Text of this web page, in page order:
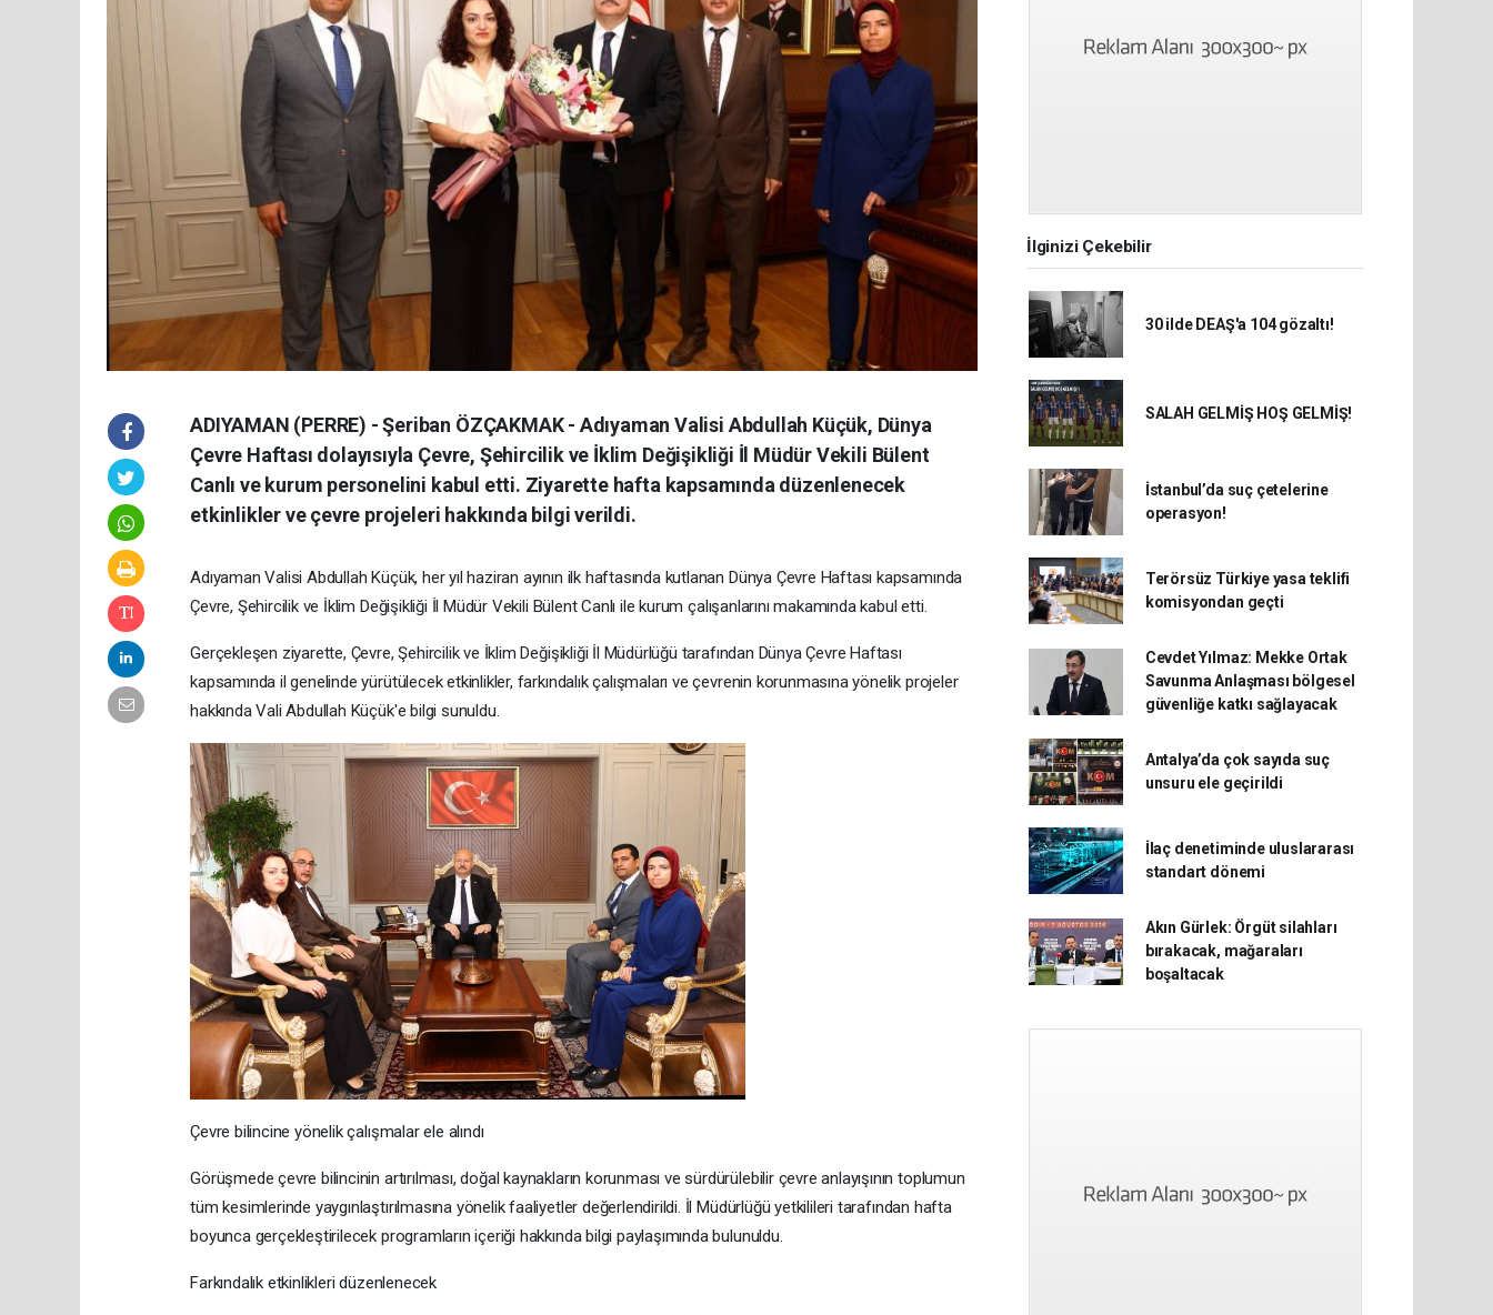
ADIYAMAN (PERRE) - Şeriban ÖZÇAKMAK - Adıyaman Valisi Abdullah Küçük, Dünya
Çevre Haftası dolayısıyla Çevre, Şehircilik ve İklim Değişikliği İl Müdür Vekili Bülent
Canlı ve kurum personelini kabul etti. Ziyarette hafta kapsamında düzenlenecek
etkinlikler ve çevre projeleri hakkında bilgi verildi.
Adıyaman Valisi Abdullah Küçük, her yıl haziran ayının ilk haftasında kutlanan Dünya Çevre Haftası kapsamında
Çevre, Şehircilik ve İklim Değişikliği İl Müdür Vekili Bülent Canlı ile kurum çalışanlarını makamında kabul etti.
Gerçekleşen ziyarette, Çevre, Şehircilik ve İklim Değişikliği İl Müdürlüğü tarafından Dünya Çevre Haftası
kapsamında il genelinde yürütülecek etkinlikler, farkındalık çalışmaları ve çevrenin korunmasına yönelik projeler
hakkında Vali Abdullah Küçük'e bilgi sunuldu.
Çevre bilincine yönelik çalışmalar ele alındı
Görüşmede çevre bilincinin artırılması, doğal kaynakların korunması ve sürdürülebilir çevre anlayışının toplumun
tüm kesimlerinde yaygınlaştırılmasına yönelik faaliyetler değerlendirildi. İl Müdürlüğü yetkilileri tarafından hafta
boyunca gerçekleştirilecek programların içeriği hakkında bilgi paylaşımında bulunuldu.
Farkındalık etkinlikleri düzenlenecek
İlginizi Çekebilir
30 ilde DEAŞ'a 104 gözaltı!
SALAH GELMİŞ HOŞ GELMİŞ!
İstanbul’da suç çetelerine
operasyon!
Terörsüz Türkiye yasa teklifi
komisyondan geçti
Cevdet Yılmaz: Mekke Ortak
Savunma Anlaşması bölgesel
güvenliğe katkı sağlayacak
Antalya’da çok sayıda suç
unsuru ele geçirildi
İlaç denetiminde uluslararası
standart dönemi
Akın Gürlek: Örgüt silahları
bırakacak, mağaraları
boşaltacak